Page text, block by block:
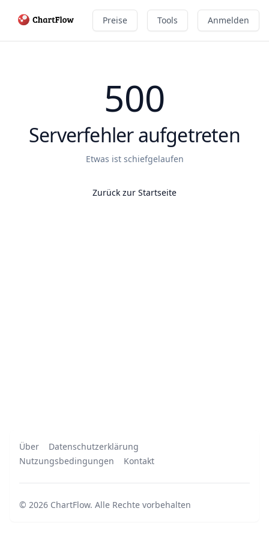
Preise Tools Anmelden
500
Serverfehler aufgetreten
Etwas ist schiefgelaufen
Zurück zur Startseite
Über
Datenschutzerklärung
Nutzungsbedingungen
Kontakt
© 2026 ChartFlow. Alle Rechte vorbehalten